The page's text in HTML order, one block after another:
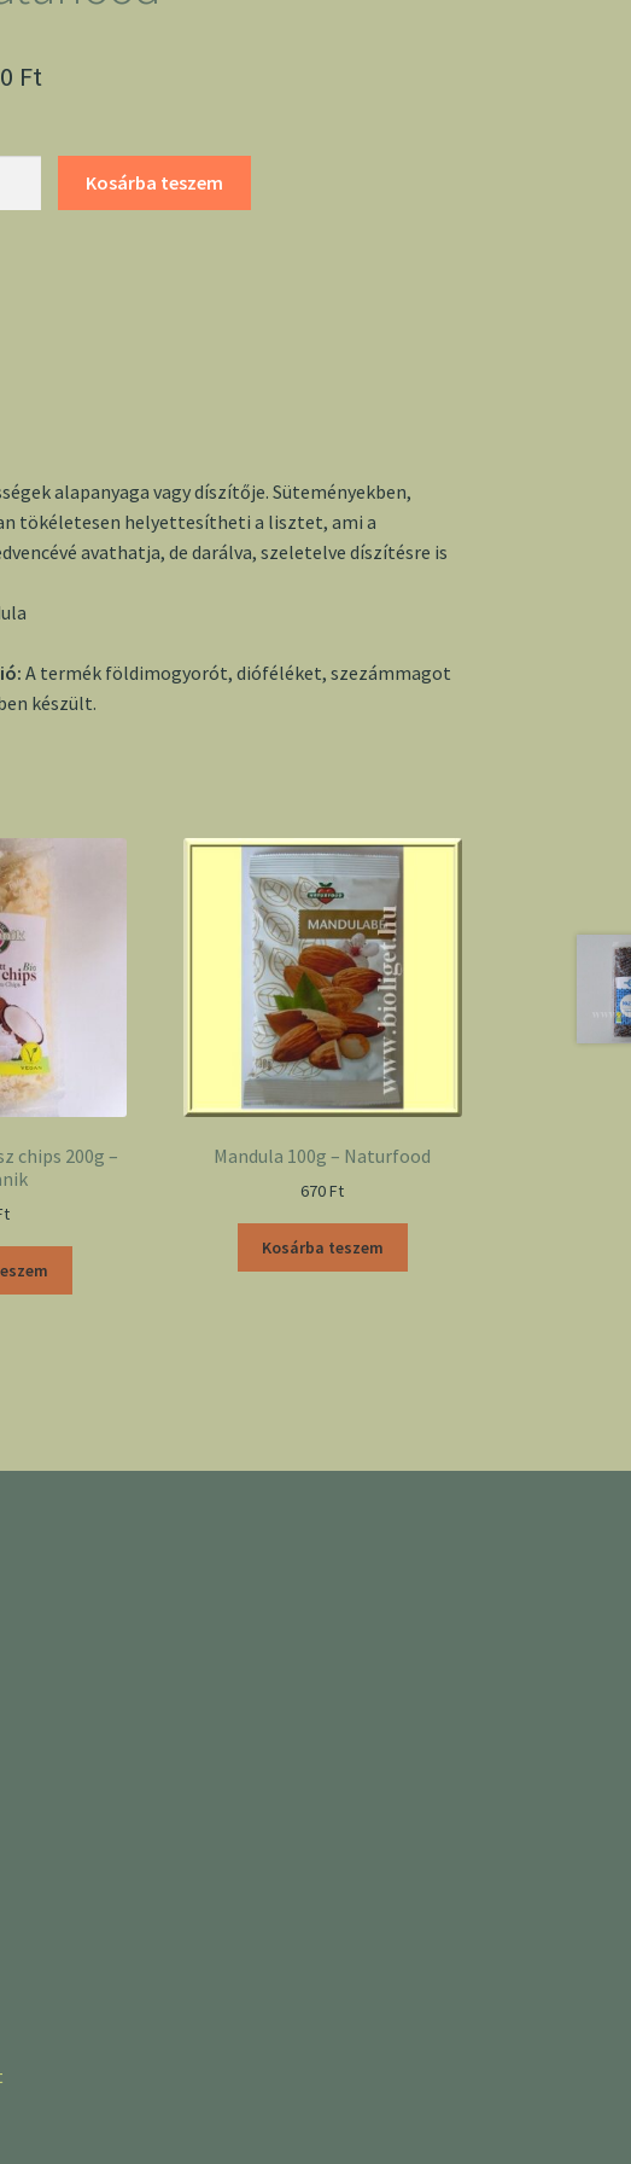
Ft
Kosárba teszem
alapanyaga vagy díszítője. Süteményekben,
tökéletesen helyettesítheti a lisztet, ami a
avathatja, de darálva, szeletelve díszítésre is
A termék földimogyorót, dióféléket, szezámmagot
készült.
chips 200g –
Mandula 100g – Naturfood
670Ft
Kosárba teszem